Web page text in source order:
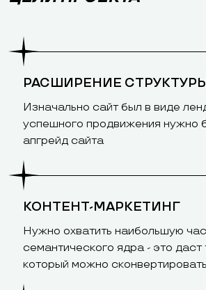
РАСШИРЕНИЕ
Изначально сайт был в виде
успешного продвижения нужно
апгрейд сайта
КОНТЕНТ-МАРКЕТИНГ
Нужно охватить наибольшую
семантического ядра - это даст
который можно